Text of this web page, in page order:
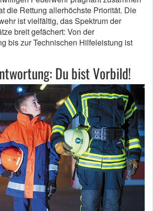
die Rettung allerhöchste Priorität. Die
ist vielfältig, das Spektrum der
breit gefächert: Von der
bis zur Technischen Hilfeleistung ist
Du bist Vorbild!